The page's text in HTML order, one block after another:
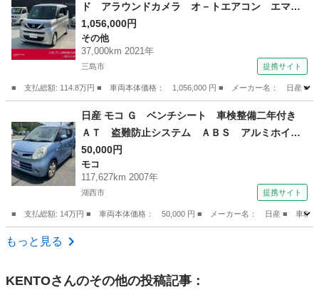
ド アラウンドカメラ オ－トエアコン エマ－
ジェンシ－ブレ－キ カーナビ 定期点検記録
簿 ＥＴＣ付き ワンオーナー車 キーフリー
パワーウインドウ カーテンエアバッグ メモリ
1,056,000円
その他
37,000km 2021年
三島市 提携サイト
■ 支払総額: 114.8万円 ■ 車両本体価格： 1,056,000 円 ■ メーカー名： 日産
その他
日産 モコ Ｇ ベンチシート 車検整備二年付き
ＡＴ 盗難防止システム ＡＢＳ アルミホイー
ル 衝突安全ボディ エアコン パワーステアリ
ング パワーウィンドウ ＭＤプレイヤー付き
（車検整備付）
50,000円
モコ
117,627km 2007年
湖西市 提携サイト
■ 支払総額: 14万円 ■ 車両本体価格： 50,000 円 ■ メーカー名： 日産 ■ 車
静岡 湖西市
もっと見る
KENTOさんのその他の投稿記事：